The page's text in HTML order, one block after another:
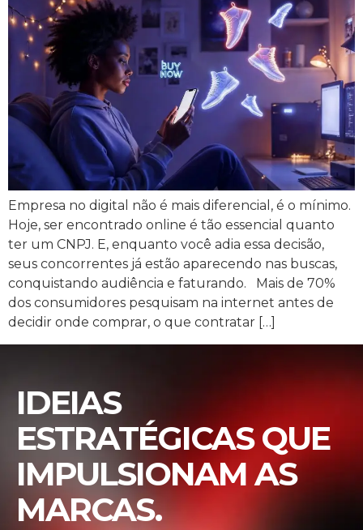
Empresa no digital não é mais diferencial, é o mínimo.
Hoje, ser encontrado online é tão essencial quanto
ter um CNPJ. E, enquanto você adia essa decisão,
seus concorrentes já estão aparecendo nas buscas,
conquistando audiência e faturando. Mais de 70%
dos consumidores pesquisam na internet antes de
decidir onde comprar, o que contratar […]
IDEIAS
ESTRATÉGICAS QUE
IMPULSIONAM AS
MARCAS.